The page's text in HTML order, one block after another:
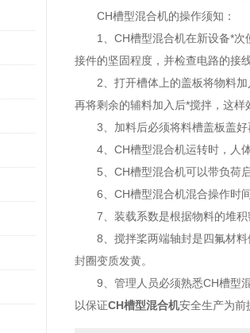
CH槽型混合机的操作须知：
1、CH槽型混合机在新设备*次
接件的坚固程度，并检查电路的接
2、打开槽体上的盖板将物料加
再将剩余的辅料加入后*搅拌，这样
3、加料后必须将料槽盖板盖好
4、CH槽型混合机运转时，人体
5、CH槽型混合机可以带负荷启
6、CH槽型混合机混合操作时间
7、装载系数是根据物料的堆积
8、搅拌桨两端轴封是四氟材料
封圈变质发黄。
9、管理人员必须熟悉CH槽型混
以保证CH槽型混合机安全生产为前